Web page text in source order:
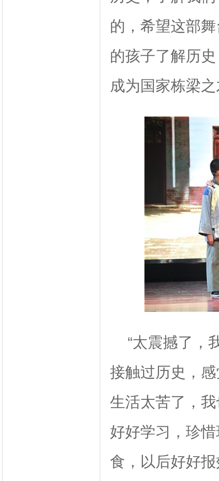
的，希望这部
的孩子了解历
成为国家栋梁之
“太震撼了，
接触过历史，
生活太苦了，
好好学习，珍
食，以后好好